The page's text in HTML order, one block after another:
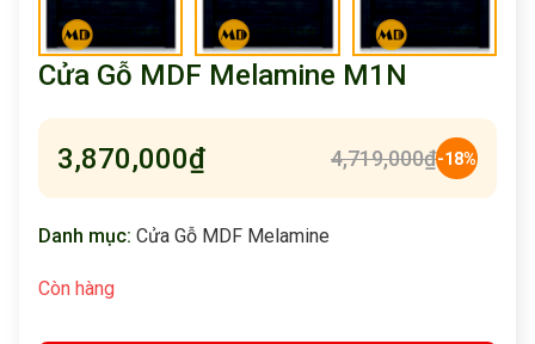
Cửa Gỗ MDF Melamine M1N
3,870,000₫ 4,719,000₫-18%
Danh mục: Cửa Gỗ MDF Melamine
Còn hàng